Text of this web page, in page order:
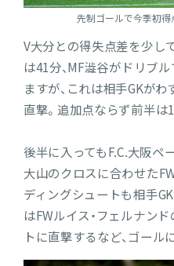
先制ゴールで今季初
V大分との得失点差を少し
は41分、MF澁谷がドリブ
ますが、これは相手GKが
直撃。追加点ならず前半は
後半に入ってもF.C.大阪ペ
大山のクロスに合わせた
ディングシュートも相手
はFWルイス・フェルナン
トに直撃するなど、ゴール